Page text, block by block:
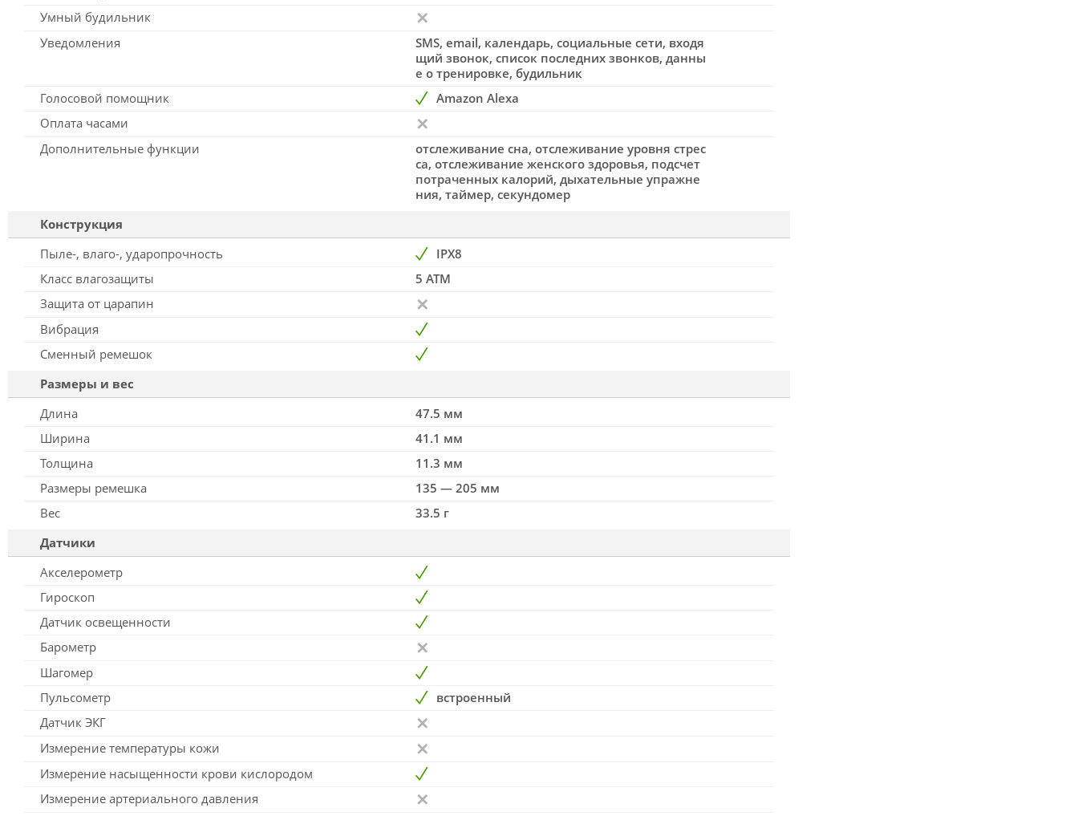
Умный будильник
Уведомления
SMS, email, календарь, социальные сети, входя
щий звонок, список последних звонков, данны
е о тренировке, будильник
Голосовой помощник
Amazon Alexa
Оплата часами
Дополнительные функции
отслеживание сна, отслеживание уровня стрес
са, отслеживание женского здоровья, подсчет
потраченных калорий, дыхательные упражне
ния, таймер, секундомер
Конструкция
Пыле-, влаго-, ударопрочность
IPX8
Класс влагозащиты
5 ATM
Защита от царапин
Вибрация
Сменный ремешок
Размеры и вес
Длина
47.5 мм
Ширина
41.1 мм
Толщина
11.3 мм
Размеры ремешка
135 — 205 мм
Вес
33.5 г
Датчики
Акселерометр
Гироскоп
Датчик освещенности
Барометр
Шагомер
Пульсометр
встроенный
Датчик ЭКГ
Измерение температуры кожи
Измерение насыщенности крови кислородом
Измерение артериального давления